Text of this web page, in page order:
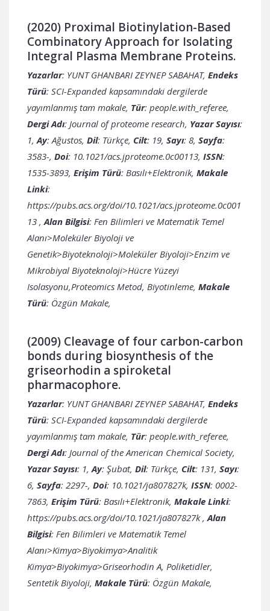
(2020) Proximal Biotinylation-Based
Combinatory Approach for Isolating
Integral Plasma Membrane Proteins.
Yazarlar: YUNT GHANBARI ZEYNEP SABAHAT, Endeks
Türü: SCI-Expanded kapsamındaki dergilerde
yayımlanmış tam makale, Tür: people.with_referee,
Dergi Adı: Journal of proteome research, Yazar Sayısı:
1, Ay: Ağustos, Dil: Türkçe, Cilt: 19, Sayı: 8, Sayfa:
3583-, Doi: 10.1021/acs.jproteome.0c00113, ISSN:
1535-3893, Erişim Türü: Basılı+Elektronik, Makale
Linki:
https://pubs.acs.org/doi/10.1021/acs.jproteome.0c001
13 , Alan Bilgisi: Fen Bilimleri ve Matematik Temel
Alanı>Moleküler Biyoloji ve
Genetik>Biyoteknoloji>Moleküler Biyoloji>Enzim ve
Mikrobiyal Biyoteknoloji>Hücre Yüzeyi
Isolasyonu,Proteomics Metod, Biyotinleme, Makale
Türü: Özgün Makale,
(2009) Cleavage of four carbon-carbon
bonds during biosynthesis of the
griseorhodin a spiroketal
pharmacophore.
Yazarlar: YUNT GHANBARI ZEYNEP SABAHAT, Endeks
Türü: SCI-Expanded kapsamındaki dergilerde
yayımlanmış tam makale, Tür: people.with_referee,
Dergi Adı: Journal of the American Chemical Society,
Yazar Sayısı: 1, Ay: Şubat, Dil: Türkçe, Cilt: 131, Sayı:
6, Sayfa: 2297-, Doi: 10.1021/ja807827k, ISSN: 0002-
7863, Erişim Türü: Basılı+Elektronik, Makale Linki:
https://pubs.acs.org/doi/10.1021/ja807827k, Alan
Bilgisi: Fen Bilimleri ve Matematik Temel
Alanı>Kimya>Biyokimya>Analitik
Kimya>Biyokimya>Griseorhodin A, Poliketidler,
Sentetik Biyoloji, Makale Türü: Özgün Makale,